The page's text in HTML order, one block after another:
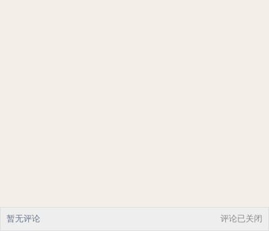
评论已关闭
暂无评论